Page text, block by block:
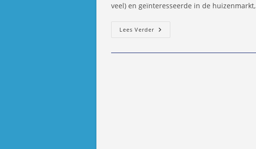
veel) en geïnteresseerde in de huizenmarkt,
Lees VerderHet